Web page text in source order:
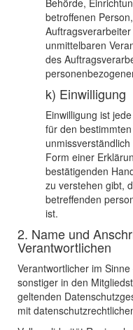
Behörde,
betroffenen
unmittelbaren
des
k) Einwilligung
Einwilligung ist
für den
Form einer
bestätigenden
zu verstehen gibt,
betreffenden
ist.
2. Name und
Verantwortlichen
Verantwortlicher im
sonstiger in den
geltenden
mit